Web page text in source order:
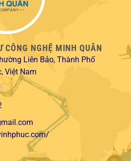
CÔNG NGHỆ MINH QUÂN
Liên Bảo, Thành Phố
Việt Nam